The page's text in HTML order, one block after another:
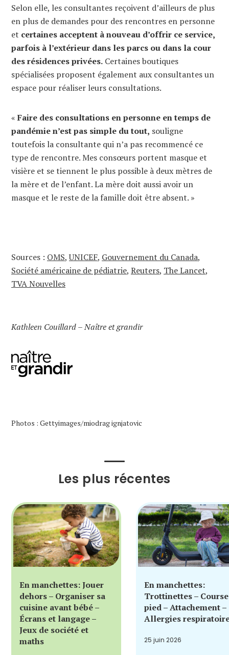
Selon elle, les consultantes reçoivent d’ailleurs de plus
en plus de demandes pour des rencontres en personne
et certaines acceptent à nouveau d’offrir ce service,
parfois à l’extérieur dans les parcs ou dans la cour
des résidences privées. Certaines boutiques
spécialisées proposent également aux consultantes un
espace pour réaliser leurs consultations.
« Faire des consultations en personne en temps de
pandémie n’est pas simple du tout, souligne
toutefois la consultante qui n’a pas recommencé ce
type de rencontre. Mes consœurs portent masque et
visière et se tiennent le plus possible à deux mètres de
la mère et de l’enfant. La mère doit aussi avoir un
masque et le reste de la famille doit être absent. »
Sources : OMS,UNICEF, Gouvernement du Canada,
Société américaine de pédiatrie, Reuters, The Lancet,
TVA Nouvelles
Kathleen Couillard – Naître et grandir
Photos : Gettyimages/miodrag ignjatovic
Les plus récentes
En manchettes: Jouer
dehors – Organiser sa
cuisine avant bébé –
Écrans et langage –
Jeux de société et
maths
En manchettes:
Trottinettes –
pied – Attachement –
Allergies
25 juin 2026